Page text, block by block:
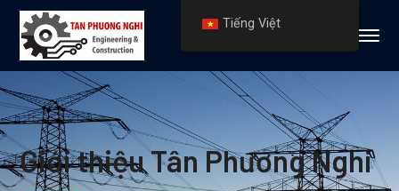
Giới thiệu Tân Phương Nghi
Tiếng Việt